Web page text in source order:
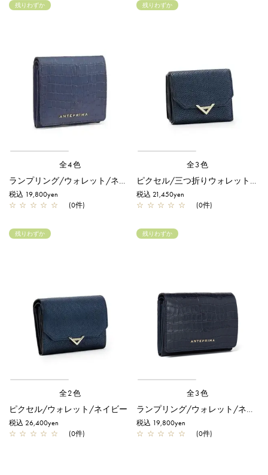
残りわずか
全4色
ランプリング/ウォレット/ネイビー
税込 19,800yen
☆ ☆ ☆ ☆ ☆ (0件)
残りわずか
全3色
ピクセル/三つ折りウォレット/ネイビー
税込 21,450yen
☆ ☆ ☆ ☆ ☆ (0件)
残りわずか
全2色
ピクセル/ウォレット/ネイビー
税込 26,400yen
☆ ☆ ☆ ☆ ☆ (0件)
残りわずか
全3色
ランプリング/ウォレット/ネイビー
税込 19,800yen
☆ ☆ ☆ ☆ ☆ (0件)